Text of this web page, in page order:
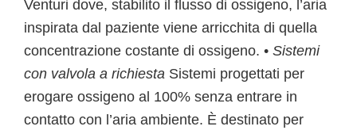
Venturi dove, stabilito il flusso di ossigeno, l’aria
inspirata dal paziente viene arricchita di quella
concentrazione costante di ossigeno. • Sistemi
con valvola a richiesta Sistemi progettati per
erogare ossigeno al 100% senza entrare in
contatto con l’aria ambiente. È destinato per